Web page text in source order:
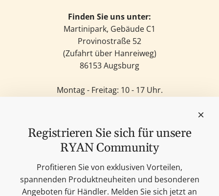
Finden Sie uns unter:
Martinipark, Gebäude C1
Provinostraße 52
(Zufahrt über Hanreiweg)
86153 Augsburg
Montag - Freitag: 10 - 17 Uhr.
Feinkost
Kerzen
Lifestyle & Deko
Unsere Marken
Merchandise
Blog
Registrieren Sie sich für unsere
RYAN Community
Profitieren Sie von exklusiven Vorteilen,
spannenden Produktneuheiten und besonderen
Angeboten für Händler. Melden Sie sich jetzt an